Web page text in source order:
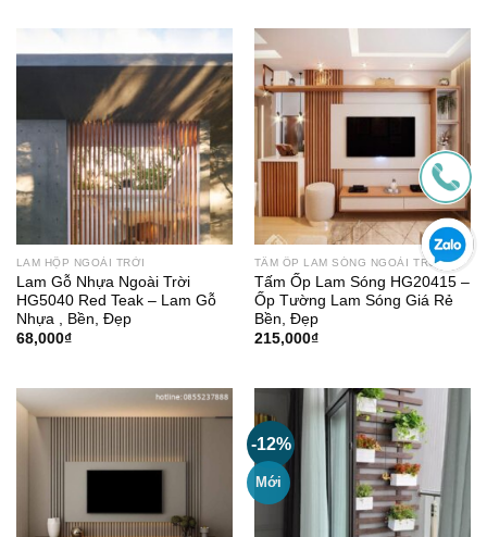
LAM HỘP NGOÀI TRỜI
Lam Gỗ Nhựa Ngoài Trời
HG5040 Red Teak – Lam Gỗ
Nhựa , Bền, Đẹp
68,000₫
TẤM ỐP LAM SÓNG NGOÀI TRỜI
Tấm Ốp Lam Sóng HG20415 –
Ốp Tường Lam Sóng Giá Rẻ
Bền, Đẹp
215,000₫
-12%
Mới